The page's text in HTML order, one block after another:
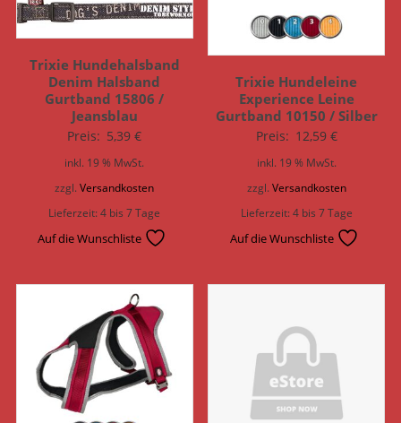
Trixie Hundehalsband
Denim Halsband
Gurtband 15806 /
Jeansblau
Preis: 5,39€
inkl. 19 % MwSt.
zzgl.Versandkosten
Lieferzeit:4 bis 7 Tage
Auf die Wunschliste
Trixie Hundeleine
Experience Leine
Gurtband 10150 / Silber
Preis: 12,59 €
inkl. 19 % MwSt.
zzgl.Versandkosten
Lieferzeit:4 bis 7 Tage
Auf die Wunschliste